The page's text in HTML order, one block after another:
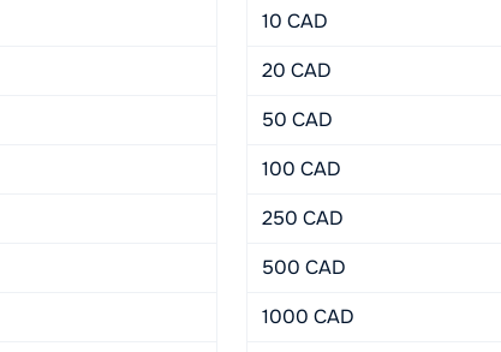
10 CAD
20 CAD
50 CAD
100 CAD
250 CAD
500 CAD
1000 CAD